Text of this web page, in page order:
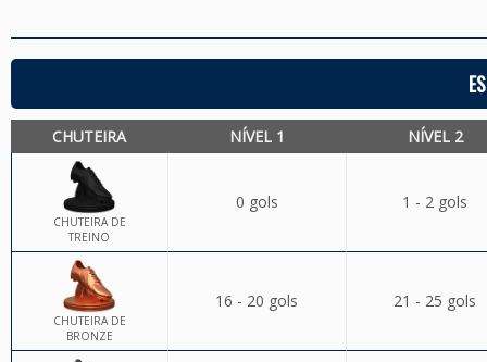
CHUTEIRA NÍVEL 1 NÍVEL 2
CHUTEIRA DE
TREINO
0 gols 1 - 2 gols
CHUTEIRA DE
BRONZE
16 - 20 gols 21 - 25 gols